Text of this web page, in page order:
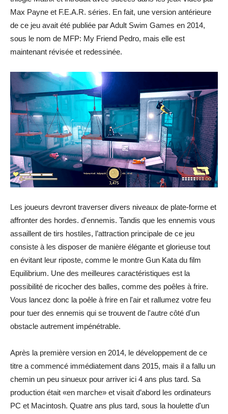
Max Payne et F.E.A.R. séries. En fait, une version antérieure
de ce jeu avait été publiée par Adult Swim Games en 2014,
sous le nom de MFP: My Friend Pedro, mais elle est
maintenant révisée et redessinée.
Les joueurs devront traverser divers niveaux de plate-forme et
affronter des hordes. d'ennemis. Tandis que les ennemis vous
assaillent de tirs hostiles, l’attraction principale de ce jeu
consiste à les disposer de manière élégante et glorieuse tout
en évitant leur riposte, comme le montre Gun Kata du film
Equilibrium. Une des meilleures caractéristiques est la
possibilité de ricocher des balles, comme des poêles à frire.
Vous lancez donc la poêle à frire en l'air et rallumez votre feu
pour tuer des ennemis qui se trouvent de l'autre côté d'un
obstacle autrement impénétrable.
Après la première version en 2014, le développement de ce
titre a commencé immédiatement dans 2015, mais il a fallu un
chemin un peu sinueux pour arriver ici 4 ans plus tard. Sa
production était «en marche» et visait d’abord les ordinateurs
PC et Macintosh. Quatre ans plus tard, sous la houlette d'un